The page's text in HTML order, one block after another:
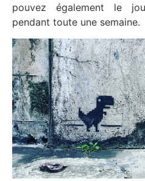
pouvez également le
pendant toute une semaine.